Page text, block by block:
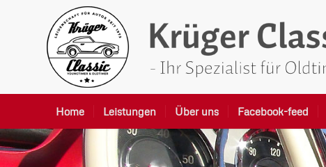
Home Leistungen Über uns Facebook-feed